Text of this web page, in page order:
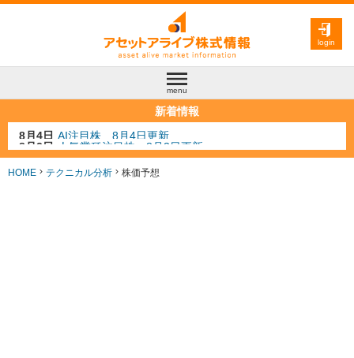
login
menu
新着情報
8月3日 人気業種注目株 8月3日更新
8月2日 金融注目株 8月2日更新
7月29日 日経225シグナル点灯
HOME テクニカル分析 株価予想